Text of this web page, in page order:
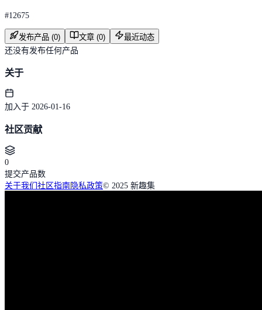
#12675
发布产品 (0) 文章 (0)
最近动态
还没有发布任何产品
关于
加入于 2026-01-16
社区贡献
0
提交产品数
关于我们 社区指南隐私政策© 2025 新趣集